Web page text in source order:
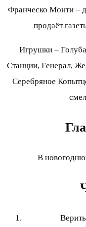
Франческо Монти –
продаёт
Игрушки –
Станции, Генерал,
Серебряное
В